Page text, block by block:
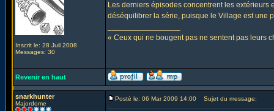
Inscrit le: 28 Juil 2008
Messages: 30
Les derniers épisodes concentrent les
déséquilibrer la série, puisque le Village est une
« Ceux qui ne bougent pas ne sentent pas leurs
Revenir en haut
snarkhunter
Majordome
Posté le: 06 Mar 2009 14:00 Sujet du message: